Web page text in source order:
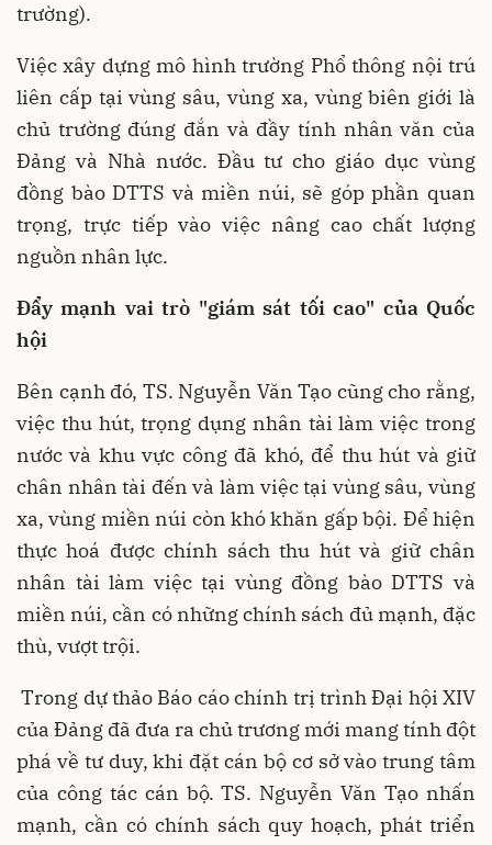
trường).
Việc xây dựng mô hình trường Phổ thông nội trú
liên cấp tại vùng sâu, vùng xa, vùng biên giới là
chủ trường đúng đắn và đầy tính nhân văn của
Đảng và Nhà nước. Đầu tư cho giáo dục vùng
đồng bào DTTS và miền núi, sẽ góp phần quan
trọng, trực tiếp vào việc nâng cao chất lượng
nguồn nhân lực.
Đẩy mạnh vai trò "giám sát tối cao" của Quốc
hội
Bên cạnh đó, TS. Nguyễn Văn Tạo cũng cho rằng,
việc thu hút, trọng dụng nhân tài làm việc trong
nước và khu vực công đã khó, để thu hút và giữ
chân nhân tài đến và làm việc tại vùng sâu, vùng
xa, vùng miền núi còn khó khăn gấp bội. Để hiện
thực hoá được chính sách thu hút và giữ chân
nhân tài làm việc tại vùng đồng bào DTTS và
miền núi, cần có những chính sách đủ mạnh, đặc
thù, vượt trội.
Trong dự thảo Báo cáo chính trị trình Đại hội XIV
của Đảng đã đưa ra chủ trương mới mang tính đột
phá về tư duy, khi đặt cán bộ cơ sở vào trung tâm
của công tác cán bộ. TS. Nguyễn Văn Tạo nhấn
mạnh, cần có chính sách quy hoạch, phát triển